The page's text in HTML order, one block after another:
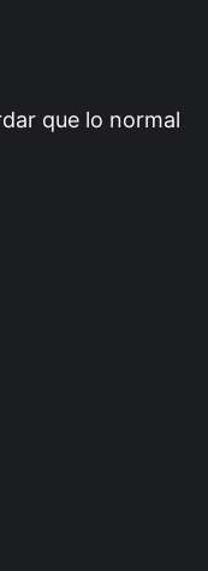
que lo normal